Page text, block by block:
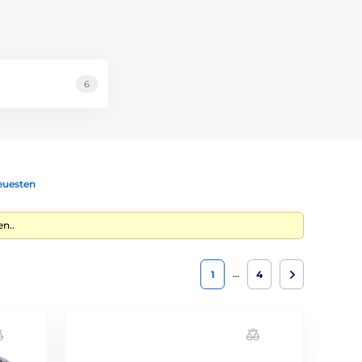
in den USA montiert sowie streng getestet. Sie
6
1 … 4